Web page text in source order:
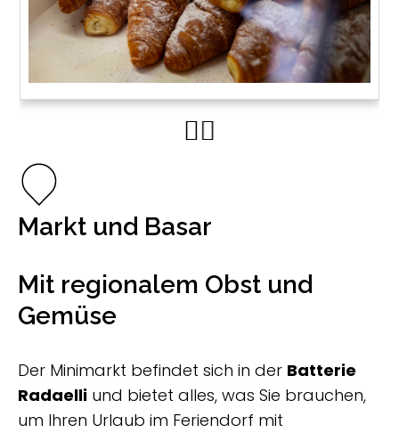
Markt und Basar
Mit regionalem Obst und
Gemüse
Der Minimarkt befindet sich in der Batterie
Radaelli und bietet alles, was Sie brauchen,
um Ihren Urlaub im Feriendorf mit